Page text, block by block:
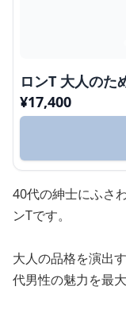
ロンT 大人のた
¥17,400
40代の紳士にふさ
ンTです。
大人の品格を演出
代男性の魅力を最